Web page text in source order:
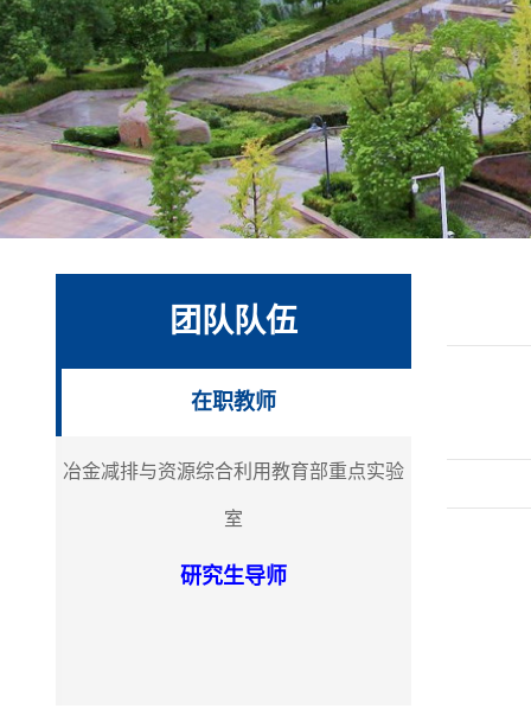
团队队伍
在职教师
冶金减排与资源综合利用教育部重点实验
室
研究生导师